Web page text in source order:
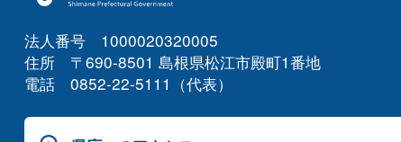
法人番号 1000020320005
住所 〒690-8501 島根県松江市殿町1番地
電話 0852-22-5111（代表）